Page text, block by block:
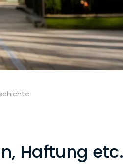
Haftung etc.